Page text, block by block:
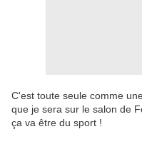
C'est toute seule comme
que je sera sur le salon de
ça va être du sport !